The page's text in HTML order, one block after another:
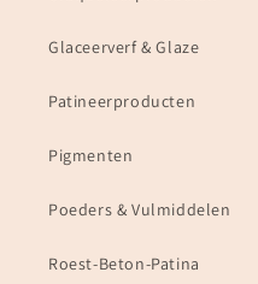
Glaceerverf & Glaze
Patineerproducten
Pigmenten
Poeders & Vulmiddelen
Roest-Beton-Patina